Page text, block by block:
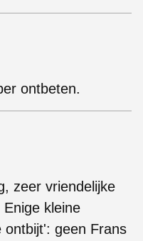
ontbeten.
zeer vriendelijke
kleine
ontbijt': geen Frans